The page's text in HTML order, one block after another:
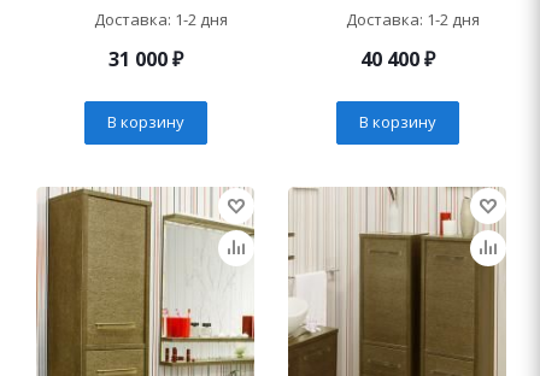
Доставка: 1-2 дня
31 000₽
В корзину
Доставка: 1-2 дня
40 400₽
В корзину